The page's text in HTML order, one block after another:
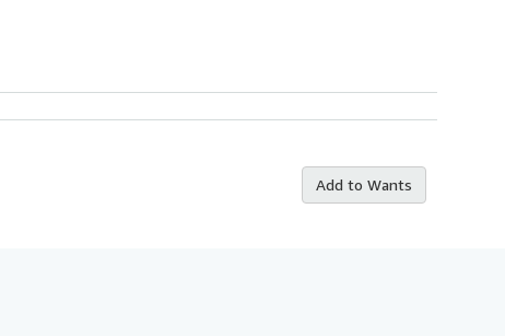
Add to Wants